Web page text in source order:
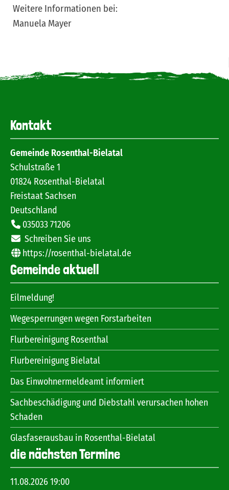
Weitere Informationen bei:
Manuela Mayer
Kontakt
Gemeinde Rosenthal-Bielatal
Schulstraße 1
01824 Rosenthal-Bielatal
Freistaat Sachsen
Deutschland
035033 71206
Schreiben Sie uns
https://rosenthal-bielatal.de
Gemeinde aktuell
Eilmeldung!
Wegesperrungen wegen Forstarbeiten
Flurbereinigung Rosenthal
Flurbereinigung Bielatal
Das Einwohnermeldeamt informiert
Sachbeschädigung und Diebstahl verursachen hohen
Schaden
Glasfaserausbau in Rosenthal-Bielatal
die nächsten Termine
11.08.2026 19:00